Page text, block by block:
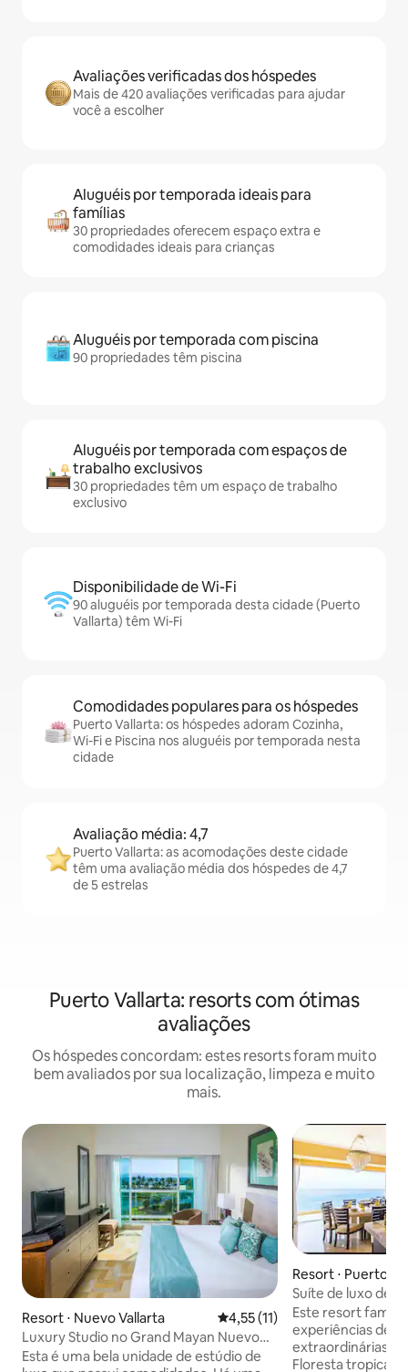
Avaliações verificadas dos hóspedes
Mais de 420 avaliações verificadas para ajudar
você a escolher
Aluguéis por temporada ideais para
famílias
30 propriedades oferecem espaço extra e
comodidades ideais para crianças
Aluguéis por temporada com piscina
90 propriedades têm piscina
Aluguéis por temporada com espaços de
trabalho exclusivos
30 propriedades têm um espaço de trabalho
exclusivo
Disponibilidade de Wi-Fi
90 aluguéis por temporada desta cidade (Puerto
Vallarta) têm Wi-Fi
Comodidades populares para os hóspedes
Puerto Vallarta: os hóspedes adoram Cozinha,
Wi-Fi e Piscina nos aluguéis por temporada nesta
cidade
Avaliação média: 4,7
Puerto Vallarta: as acomodações deste cidade
têm uma avaliação média dos hóspedes de 4,7
de 5 estrelas
Puerto Vallarta: resorts com ótimas
avaliações
Os hóspedes concordam: estes resorts foram muito
bem avaliados por sua localização, limpeza e muito
mais.
Resort ⋅ Nuevo Vallarta 4,55 de uma avaliação média
4,55 (11)
Luxury Studio no Grand Mayan Nuevo
Vallarta
Esta é uma bela unidade de estúdio de
Resort ⋅ Puerto
Suíte de luxo de
Este resort
experiências de
extraordinárias
Floresta tropical